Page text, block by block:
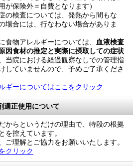
が保険外＝自費となります）
の検査については、発熱から間もな
場合には、行なわない場合がありま
物アレルギーについては、 血液検査
因食材の推定と実際に摂取しての症状
当院における経過観察なしでの管理指
していませんので、予めご了承くださ
ギーについてはここをクリック
適正使用について
からというだけの理由で、特段の根拠
を控えています。
ご理解とご協力をお願いいたします。
クリック